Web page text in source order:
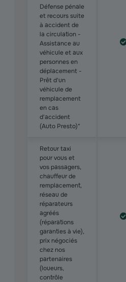
Défense pénale
et recours suite
à accident de
la circulation -
Assistance au
véhicule et aux
personnes en
déplacement -
Prêt d'un
véhicule de
remplacement
en cas
d'accident
(Auto Presto)*
Retour taxi
pour vous et
vos passagers,
chauffeur de
remplacement,
réseau de
réparateurs
agréés
(réparations
garanties à vie),
prix négociés
chez nos
partenaires
(loueurs,
contrôle